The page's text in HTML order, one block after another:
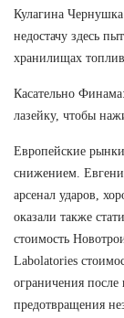
Кулагина
недостачу здесь
хранилищах
Касательно
лазейку, чтобы
Европейские
снижением.
арсенал ударов,
оказали также
стоимость
Labolatories
ограничения
предотвращения